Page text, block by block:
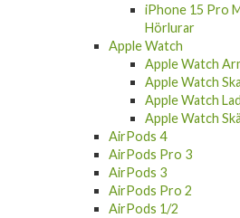
iPhone 15 Pro
Hörlurar
Apple Watch
Apple Watch
Apple Watch
Apple Watch
Apple Watch
AirPods 4
AirPods Pro 3
AirPods 3
AirPods Pro 2
AirPods 1/2